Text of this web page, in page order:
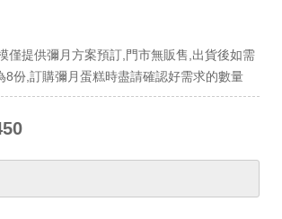
僅提供彌月方案預訂,門市無販售,出貨後如需
8份,訂購彌月蛋糕時盡請確認好需求的數量